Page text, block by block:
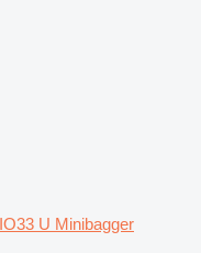
U Minibagger